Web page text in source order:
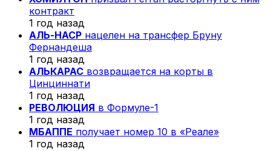
контракт
1 год назад
АЛЬ-НАСР нацелен на трансфер Бруну
Фернандеша
1 год назад
АЛЬКАРАС возвращается на корты в
Цинциннати
1 год назад
РЕВОЛЮЦИЯ в Формуле-1
1 год назад
МБАППЕ получает номер 10 в «Реале»
1 год назад